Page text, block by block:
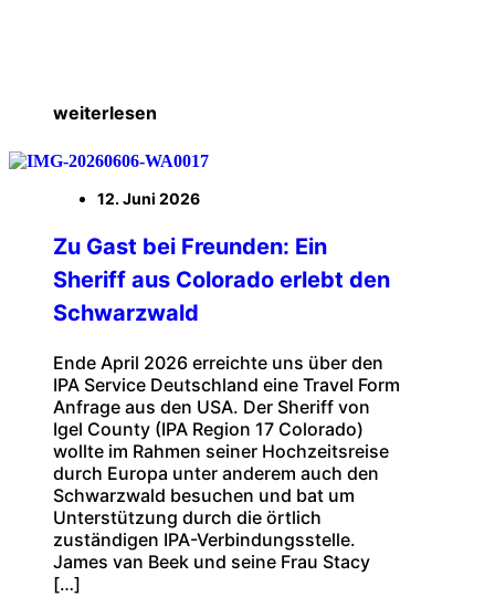
weiterlesen
12. Juni 2026
Zu Gast bei Freunden: Ein
Sheriff aus Colorado erlebt den
Schwarzwald
Ende April 2026 erreichte uns über den
IPA Service Deutschland eine Travel Form
Anfrage aus den USA. Der Sheriff von
Igel County (IPA Region 17 Colorado)
wollte im Rahmen seiner Hochzeitsreise
durch Europa unter anderem auch den
Schwarzwald besuchen und bat um
Unterstützung durch die örtlich
zuständigen IPA-Verbindungsstelle.
James van Beek und seine Frau Stacy
[…]